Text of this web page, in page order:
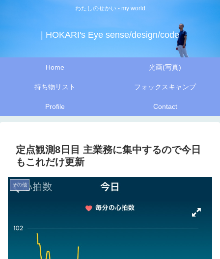
わたしのせかい - my world
| HOKARI's Eye sense/design/code
Home 光画(写真)
持ち物リスト フォックスキャンプ
Profile Contact
定点観測8日目 主業務に集中するので今日
もこれだけ更新
その他